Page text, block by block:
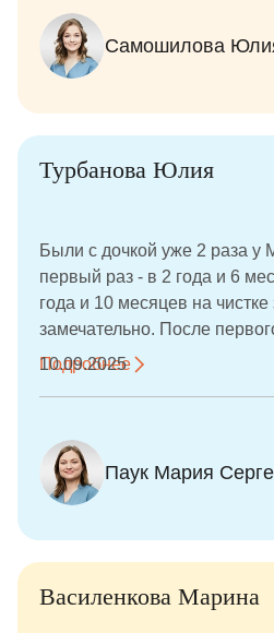
Самошилова
Турбанова Юлия
Были с дочкой уже 2 раза у
первый раз - в 2 года и 6
года и 10 месяцев на
замечательно. После
когда мы снова пойдём
Подробнее
10.09.2025
Паук Мария
Василенкова Марина